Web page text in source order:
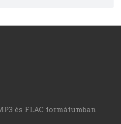
és FLAC formátumban